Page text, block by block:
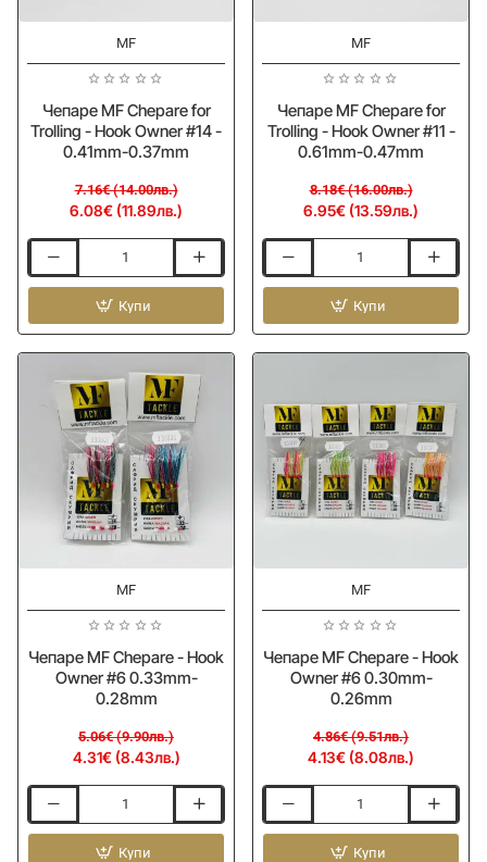
MF
Чепаре MF Chepare for
Trolling - Hook Owner #14 -
0.41mm-0.37mm
6.08€ (11.89лв.)
7.16€ (14.00лв.)
MF
for
Trolling
Owner
0.41mm-
0.37mm
Купи
MF
Чепаре MF Chepare for
Trolling - Hook Owner #11 -
0.61mm-0.47mm
6.95€ (13.59лв.)
8.18€ (16.00лв.)
MF
for
Trolling
Owner
#11
0.61mm-
0.47mm
Купи
MF
Чепаре MF Chepare - Hook
Owner #6 0.33mm-
0.28mm
4.31€ (8.43лв.)
5.06€ (9.90лв.)
MF
Купи
MF
Чепаре MF Chepare - Hook
Owner #6 0.30mm-
0.26mm
4.13€ (8.08лв.)
4.86€ (9.51лв.)
MF
Купи